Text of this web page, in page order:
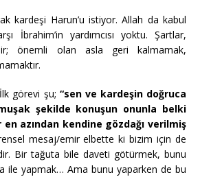
kardeşi Harun’u istiyor. Allah da kabul
İbrahim’in yardımcısı yoktu. Şartlar,
önemli olan asla geri kalmamak,
görevi şu; “sen ve kardeşin doğruca
şekilde konuşun onunla belki
en azından kendine gözdağı verilmiş
mesaj/emir elbette ki bizim için de
Bir tağuta bile daveti götürmek, bunu
ile yapmak… Ama bunu yaparken de bu